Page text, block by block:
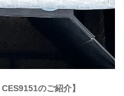
CES9151のご紹介】